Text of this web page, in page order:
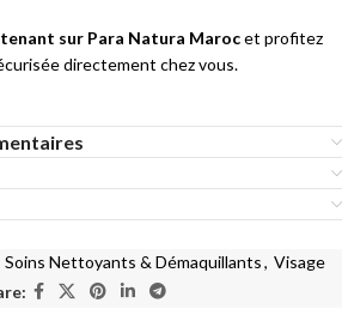
sur Para Natura Marocet profitez
directement chez vous.
Soins Nettoyants & Démaquillants, Visage